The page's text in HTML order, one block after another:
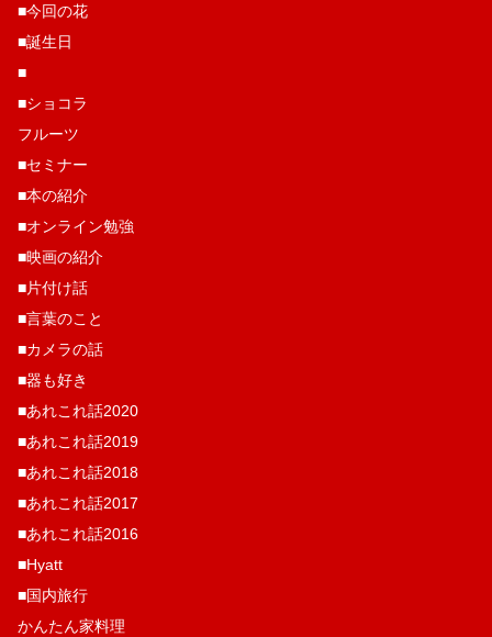
■今回の花
■誕生日
■
■ショコラ
フルーツ
■セミナー
■本の紹介
■オンライン勉強
■映画の紹介
■片付け話
■言葉のこと
■カメラの話
■器も好き
■あれこれ話2020
■あれこれ話2019
■あれこれ話2018
■あれこれ話2017
■あれこれ話2016
■Hyatt
■国内旅行
かんたん家料理